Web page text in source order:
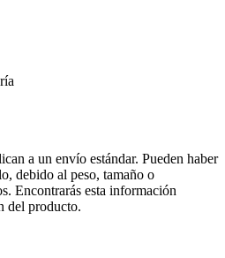
a un envío estándar. Pueden haber
debido al peso, tamaño o
Encontrarás esta información
del producto.